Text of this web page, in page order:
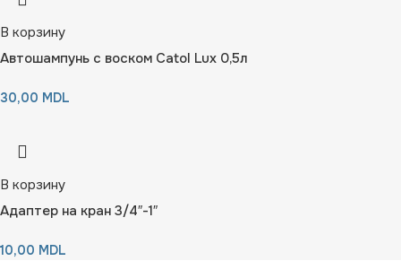
В корзину
Автошампунь с воском Catol Lux 0,5л
30,00 MDL
В корзину
Адаптер на кран 3/4″-1″
10,00 MDL